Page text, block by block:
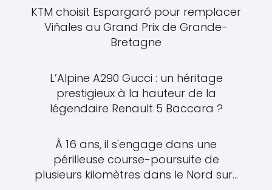
KTM choisit Espargaró pour remplacer
Viñales au Grand Prix de Grande-
Bretagne
L’Alpine A290 Gucci : un héritage
prestigieux à la hauteur de la
légendaire Renault 5 Baccara ?
À 16 ans, il s'engage dans une
périlleuse course-poursuite de
plusieurs kilomètres dans le Nord sur...